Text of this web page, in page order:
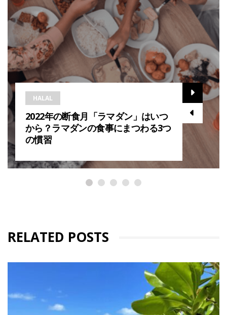
HALAL
2022年の断食月「ラマダン」はいつ
から？ラマダンの食事にまつわる3つ
の慣習
RELATED POSTS